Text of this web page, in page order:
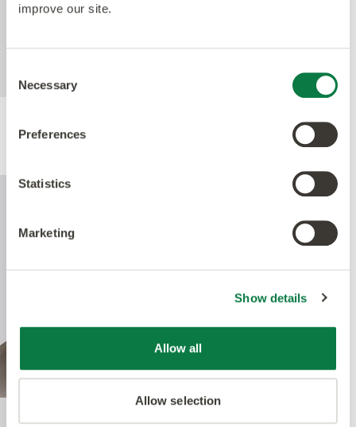
improve our site.
Selection
Necessary
Preferences
Statistics
Marketing
Show details
Allow all
Allow selection
Pour de plus amples informations